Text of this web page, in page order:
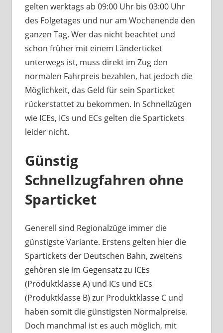
gelten werktags ab 09:00 Uhr bis 03:00 Uhr
des Folgetages und nur am Wochenende den
ganzen Tag. Wer das nicht beachtet und
schon früher mit einem Länderticket
unterwegs ist, muss direkt im Zug den
normalen Fahrpreis bezahlen, hat jedoch die
Möglichkeit, das Geld für sein Sparticket
rückerstattet zu bekommen. In Schnellzügen
wie ICEs, ICs und ECs gelten die Spartickets
leider nicht.
Günstig
Schnellzugfahren ohne
Sparticket
Generell sind Regionalzüge immer die
günstigste Variante. Erstens gelten hier die
Spartickets der Deutschen Bahn, zweitens
gehören sie im Gegensatz zu ICEs
(Produktklasse A) und ICs und ECs
(Produktklasse B) zur Produktklasse C und
haben somit die günstigsten Normalpreise.
Doch manchmal ist es auch möglich, mit